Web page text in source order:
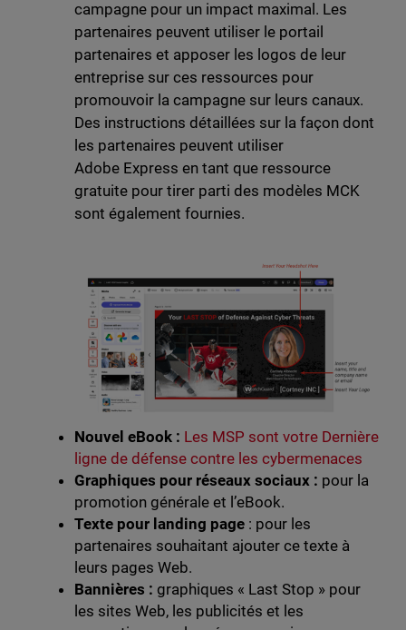
campagne pour un impact maximal. Les
partenaires peuvent utiliser le portail
partenaires et apposer les logos de leur
entreprise sur ces ressources pour
promouvoir la campagne sur leurs canaux.
Des instructions détaillées sur la façon dont
les partenaires peuvent utiliser
Adobe Express en tant que ressource
gratuite pour tirer parti des modèles MCK
sont également fournies.
Nouvel eBook : Les MSP sont votre Dernière
ligne de défense contre les cybermenaces
Graphiques pour réseaux sociaux : pour la
promotion générale et l’eBook.
Texte pour landing page : pour les
partenaires souhaitant ajouter ce texte à
leurs pages Web.
Bannières : graphiques « Last Stop » pour
les sites Web, les publicités et les